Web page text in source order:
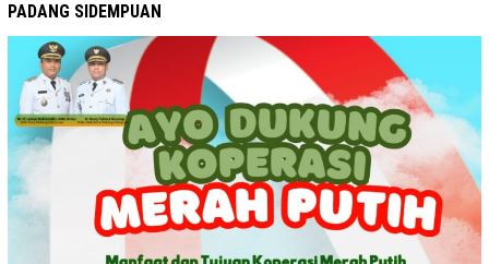
PADANG SIDEMPUAN